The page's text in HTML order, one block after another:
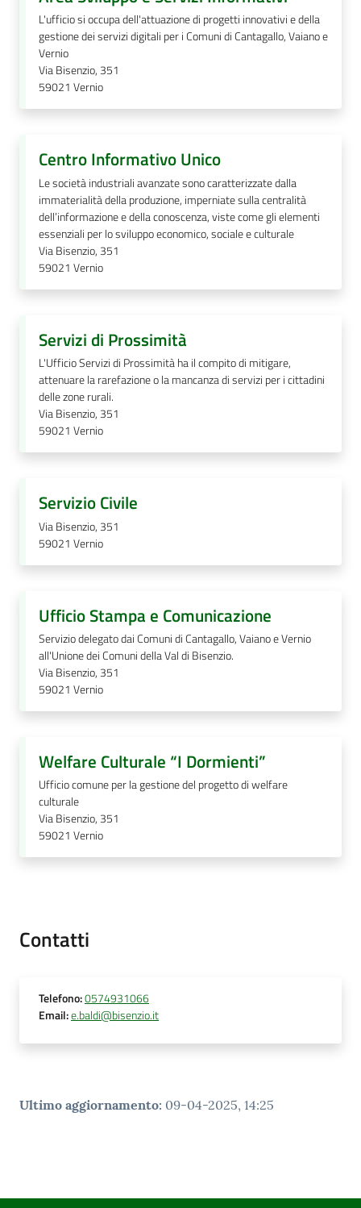
L'ufficio si occupa dell'attuazione di progetti innovativi e della
gestione dei servizi digitali per i Comuni di Cantagallo, Vaiano e
Vernio
Via Bisenzio, 351
59021 Vernio
Centro Informativo Unico
Le società industriali avanzate sono caratterizzate dalla
immaterialità della produzione, imperniate sulla centralità
dell’informazione e della conoscenza, viste come gli elementi
essenziali per lo sviluppo economico, sociale e culturale
Via Bisenzio, 351
59021 Vernio
Servizi di Prossimità
L'Ufficio Servizi di Prossimità ha il compito di mitigare,
attenuare la rarefazione o la mancanza di servizi per i cittadini
delle zone rurali.
Via Bisenzio, 351
59021 Vernio
Servizio Civile
Via Bisenzio, 351
59021 Vernio
Ufficio Stampa e Comunicazione
Servizio delegato dai Comuni di Cantagallo, Vaiano e Vernio
all'Unione dei Comuni della Val di Bisenzio.
Via Bisenzio, 351
59021 Vernio
Welfare Culturale “I Dormienti”
Ufficio comune per la gestione del progetto di welfare
culturale
Via Bisenzio, 351
59021 Vernio
Contatti
Telefono:0574931066
Email:e.baldi@bisenzio.it
Ultimo aggiornamento: 09-04-2025, 14:25